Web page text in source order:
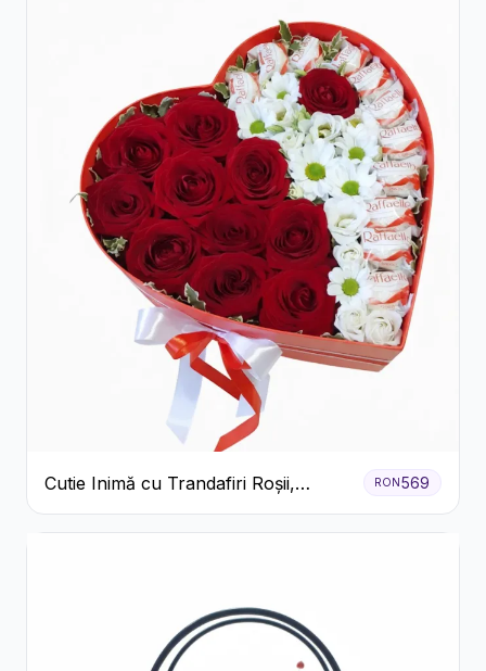
Cutie Inimă cu Trandafiri Roșii,
Crizanteme Albe și Bomboane
Raffaello
RON569